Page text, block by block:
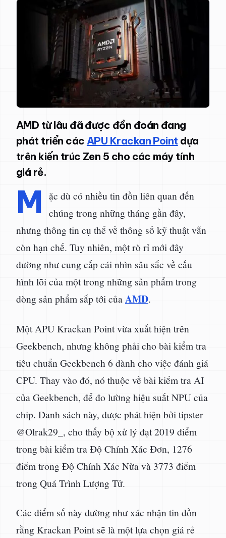
AMD từ lâu đã được đồn đoán đang
phát triển các APU Krackan Point dựa
trên kiến trúc Zen 5 cho các máy tính
giá rẻ.
M ặc dù có nhiều tin đồn liên quan đến
chúng trong những tháng gần đây,
nhưng thông tin cụ thể về thông số kỹ thuật vẫn
còn hạn chế. Tuy nhiên, một rò rỉ mới đây
dường như cung cấp cái nhìn sâu sắc về cấu
hình lõi của một trong những sản phẩm trong
dòng sản phẩm sắp tới củaAMD.
Một APU Krackan Point vừa xuất hiện trên
Geekbench, nhưng không phải cho bài kiểm tra
tiêu chuẩn Geekbench 6 dành cho việc đánh giá
CPU. Thay vào đó, nó thuộc về bài kiểm tra AI
của Geekbench, để đo lường hiệu suất NPU của
chip. Danh sách này, được phát hiện bởi tipster
@Olrak29_, cho thấy bộ xử lý đạt 2019 điểm
trong bài kiểm tra Độ Chính Xác Đơn, 1276
điểm trong Độ Chính Xác Nửa và 3773 điểm
trong Quá Trình Lượng Tử.
Các điểm số này dường như xác nhận tin đồn
rằng Krackan Point sẽ là một lựa chọn giá rẻ